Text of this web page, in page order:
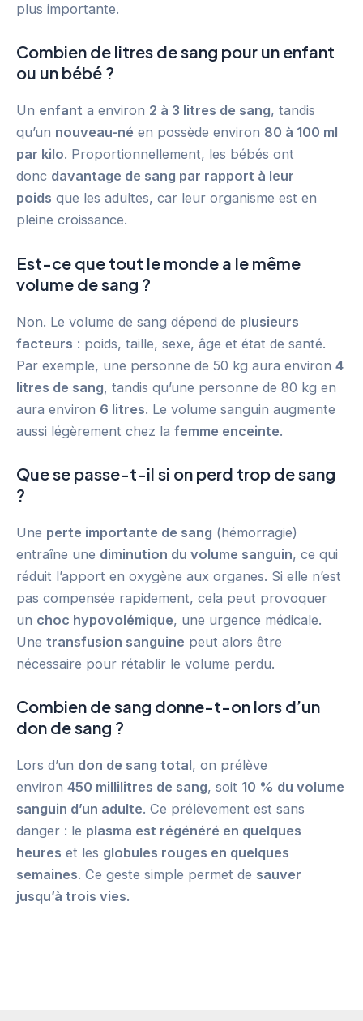
plus importante.
Combien de litres de sang pour un enfant
ou un bébé ?
Un enfant a environ 2 à 3 litres de sang, tandis
qu’un nouveau-né en possède environ 80 à 100 ml
par kilo. Proportionnellement, les bébés ont
donc davantage de sang par rapport à leur
poids que les adultes, car leur organisme est en
pleine croissance.
Est-ce que tout le monde a le même
volume de sang ?
Non. Le volume de sang dépend de plusieurs
facteurs : poids, taille, sexe, âge et état de santé.
Par exemple, une personne de 50 kg aura environ 4
litres de sang, tandis qu’une personne de 80 kg en
aura environ 6 litres. Le volume sanguin augmente
aussi légèrement chez la femme enceinte.
Que se passe-t-il si on perd trop de sang
?
Une perte importante de sang (hémorragie)
entraîne une diminution du volume sanguin, ce qui
réduit l’apport en oxygène aux organes. Si elle n’est
pas compensée rapidement, cela peut provoquer
un choc hypovolémique, une urgence médicale.
Une transfusion sanguine peut alors être
nécessaire pour rétablir le volume perdu.
Combien de sang donne-t-on lors d’un
don de sang ?
Lors d’un don de sang total, on prélève
environ 450 millilitres de sang, soit 10 % du volume
sanguin d’un adulte. Ce prélèvement est sans
danger : le plasma est régénéré en quelques
heures et les globules rouges en quelques
semaines. Ce geste simple permet de sauver
jusqu’à trois vies.